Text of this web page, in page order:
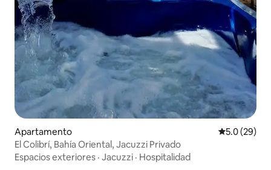
Apartamento Calificación
5.0 (29)
El Colibrí, Bahía Oriental, Jacuzzi Privado
Espacios exteriores · Jacuzzi · Hospitalidad